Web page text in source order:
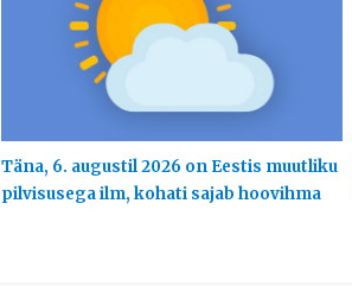
Täna, 6. augustil 2026 on Eestis muutliku
pilvisusega ilm, kohati sajab hoovihma